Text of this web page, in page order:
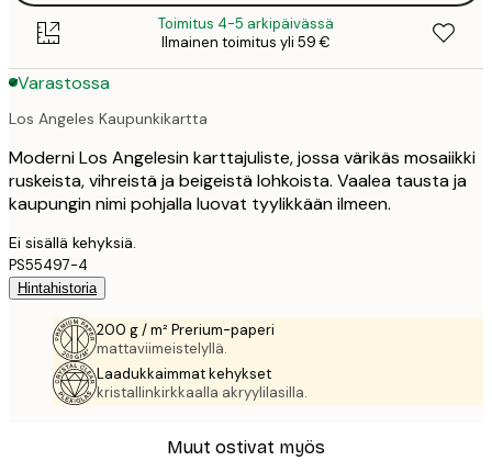
Toimitus 4-5 arkipäivässä
Ilmainen toimitus yli 59 €
Varastossa
Los Angeles Kaupunkikartta
Moderni Los Angelesin karttajuliste, jossa värikäs mosaiikki
ruskeista, vihreistä ja beigeistä lohkoista. Vaalea tausta ja
kaupungin nimi pohjalla luovat tyylikkään ilmeen.
Ei sisällä kehyksiä.
PS55497-4
Hintahistoria
200 g / m² Prerium-paperi
mattaviimeistelyllä.
Laadukkaimmat kehykset
kristallinkirkkaalla akryylilasilla.
Muut ostivat myös